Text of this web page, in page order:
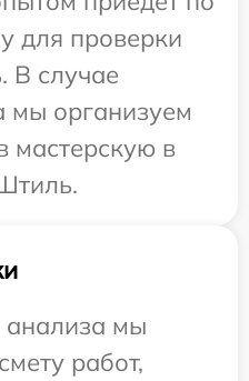
для проверки
В случае
мы организуем
мастерскую в
анализа мы
работ,